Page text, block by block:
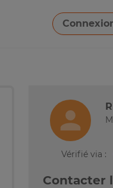
Télécharger
Vérifié via :
Contacter